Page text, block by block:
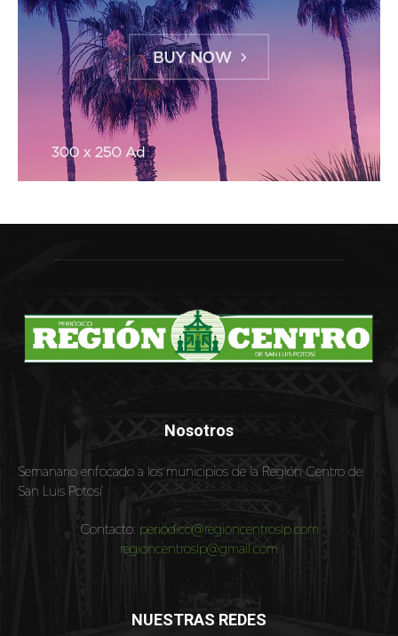
Nosotros
Semanario enfocado a los municipios de la Región Centro de
San Luis Potosí
Contacto: periodico@regioncentroslp.com
regioncentroslp@gmail.com
NUESTRAS REDES